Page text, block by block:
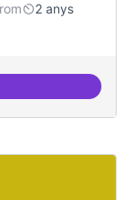
2 anys
formatiu a